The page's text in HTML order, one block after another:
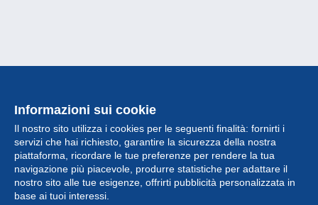
Informazioni sui cookie
Il nostro sito utilizza i cookies per le seguenti finalità: fornirti i
servizi che hai richiesto, garantire la sicurezza della nostra
piattaforma, ricordare le tue preferenze per rendere la tua
navigazione più piacevole, produrre statistiche per adattare il
nostro sito alle tue esigenze, offrirti pubblicità personalizzata in
base ai tuoi interessi.
Collezione